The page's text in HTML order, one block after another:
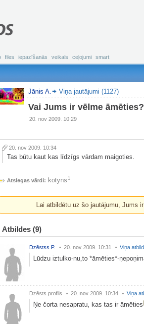
files iepazīšanās veikals ceļojumi smart
Jānis A. Viņa jautājumi (1127)
Vai Jums ir vēlme āmēties?
20. nov 2009. 10:29
20. nov 2009. 10:34
Tas būtu kaut kas līdzīgs vārdam maigoties.
Atslegas vārdi: kotyns 1
Lai atbildētu uz šo jautājumu, Jums
Atbildes (9)
Dzēstss P. 20. nov 2009. 10:31 Viņa
Lūdzu iztulko-nu,to *āmēties*-
Dzēsts profils 20. nov 2009. 10:34 Viņa
Ņe čorta nesapratu, kas tas ir āmēties